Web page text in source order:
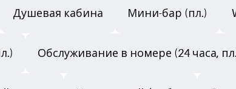
Душевая кабина Мини-бар (пл.)
Обслуживание в номере (24 часа,